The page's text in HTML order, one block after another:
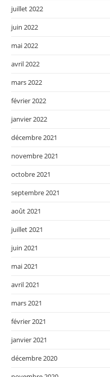
juillet 2022
juin 2022
mai 2022
avril 2022
mars 2022
février 2022
janvier 2022
décembre 2021
novembre 2021
octobre 2021
septembre 2021
août 2021
juillet 2021
juin 2021
mai 2021
avril 2021
mars 2021
février 2021
janvier 2021
décembre 2020